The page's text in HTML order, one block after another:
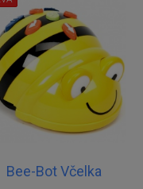
Bee-Bot Včelka